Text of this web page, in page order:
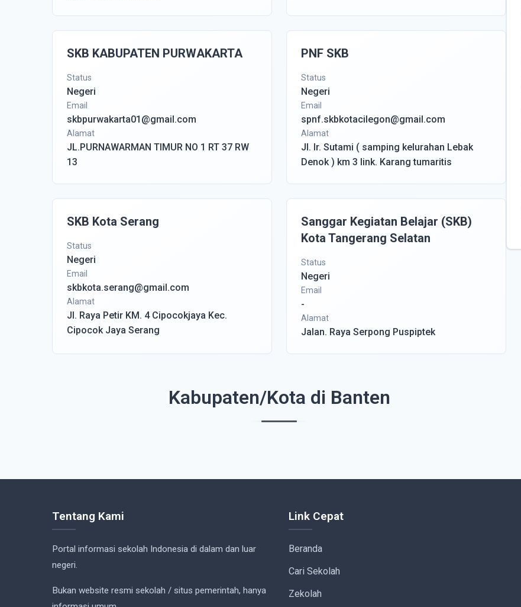
SKB KABUPATEN PURWAKARTA
Status
Negeri
Email
skbpurwakarta01@gmail.com
Alamat
JL.PURNAWARMAN TIMUR NO 1 RT 37 RW
13
PNF SKB
Status
Negeri
Email
spnf.skbkotacilegon@gmail.com
Alamat
Jl. Ir. Sutami ( samping kelurahan Lebak
Denok ) km 3 link. Karang tumaritis
SKB Kota Serang
Status
Negeri
Email
skbkota.serang@gmail.com
Alamat
Jl. Raya Petir KM. 4 Cipocokjaya Kec.
Cipocok Jaya Serang
Sanggar Kegiatan Belajar (SKB)
Kota Tangerang Selatan
Status
Negeri
Email
-
Alamat
Jalan. Raya Serpong Puspiptek
Kabupaten/Kota di Banten
Tentang Kami
Portal informasi sekolah Indonesia di dalam dan luar
negeri.
Bukan website resmi sekolah / situs pemerintah, hanya
Link Cepat
Beranda
Cari Sekolah
Zekolah